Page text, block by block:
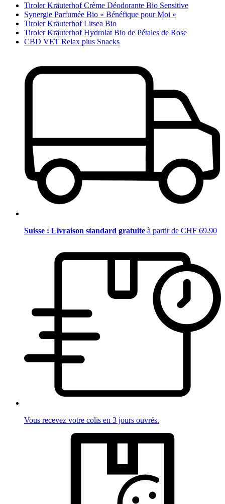
Tiroler Kräuterhof Crème Déodorante Bio Sensitive
Synergie Parfumée Bio « Bénéfique pour Moi »
Tiroler Kräuterhof Litsea Bio
Tiroler Kräuterhof Hydrolat Bio de Pétales de Rose
CBD VET Relax plus Snacks
Suisse : Livraison standard gratuite à partir de CHF 69.90
Vous recevez votre colis en 3 jours ouvrés.